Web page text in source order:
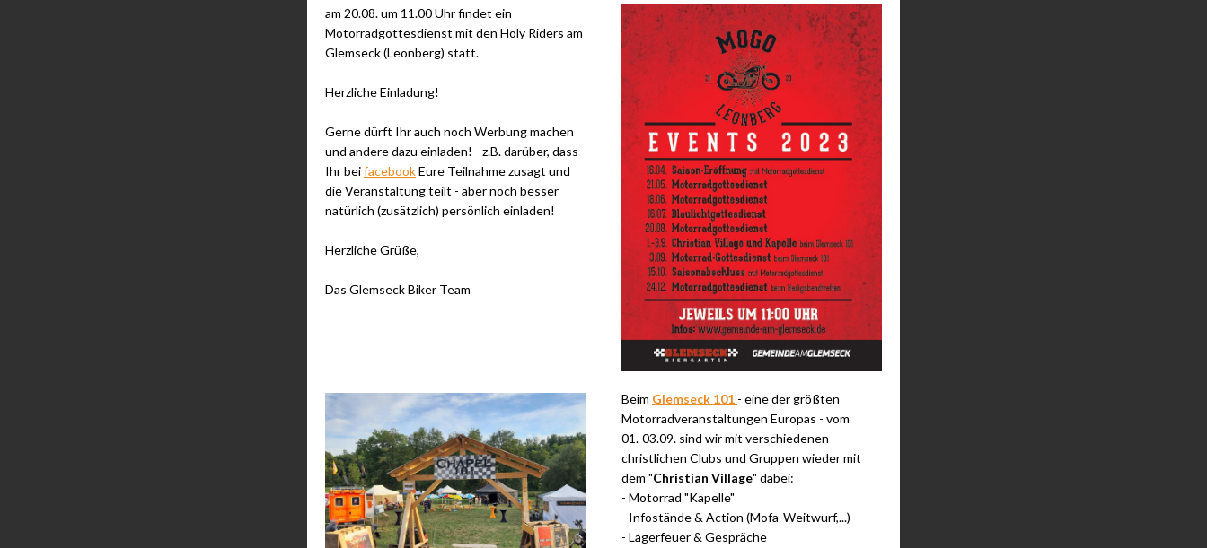
am 20.08. um 11.00 Uhr findet ein
Motorradgottesdienst mit den Holy Riders am
Glemseck (Leonberg) statt.
Herzliche Einladung!
Gerne dürft Ihr auch noch Werbung machen
und andere dazu einladen! - z.B. darüber, dass
Ihr beifacebookEure Teilnahme zusagt und
die Veranstaltung teilt - aber noch besser
natürlich (zusätzlich) persönlich einladen!
Herzliche Grüße,
Das Glemseck Biker Team
Beim Glemseck 101 - eine der größten
Motorradveranstaltungen Europas - vom
01.-03.09. sind wir mit verschiedenen
christlichen Clubs und Gruppen wieder mit
dem "Christian Village" dabei:
- Motorrad "Kapelle"
- Infostände & Action (Mofa-Weitwurf,...)
- Lagerfeuer & Gespräche